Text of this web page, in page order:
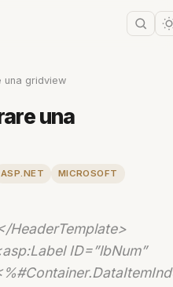
una gridview
una
ASP.NET MICROSOFT
HeaderTemplate>
ID=”lbNum”